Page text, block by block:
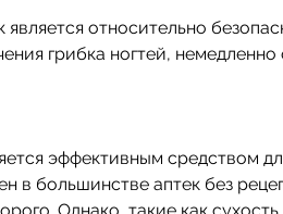
относительно
грибка ногтей, немедленно
эффективным средством
в большинстве аптек без